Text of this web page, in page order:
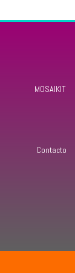
MOSAIKIT
Contacto